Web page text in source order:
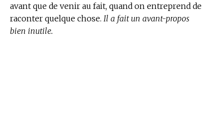
avant que de venir au fait, quand on entreprend de
raconter quelque chose. Il a fait un avant-propos
bien inutile.